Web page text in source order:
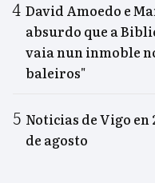
David Amoedo e
absurdo que a
vaia nun inmoble
baleiros"
Noticias de Vigo en
de agosto